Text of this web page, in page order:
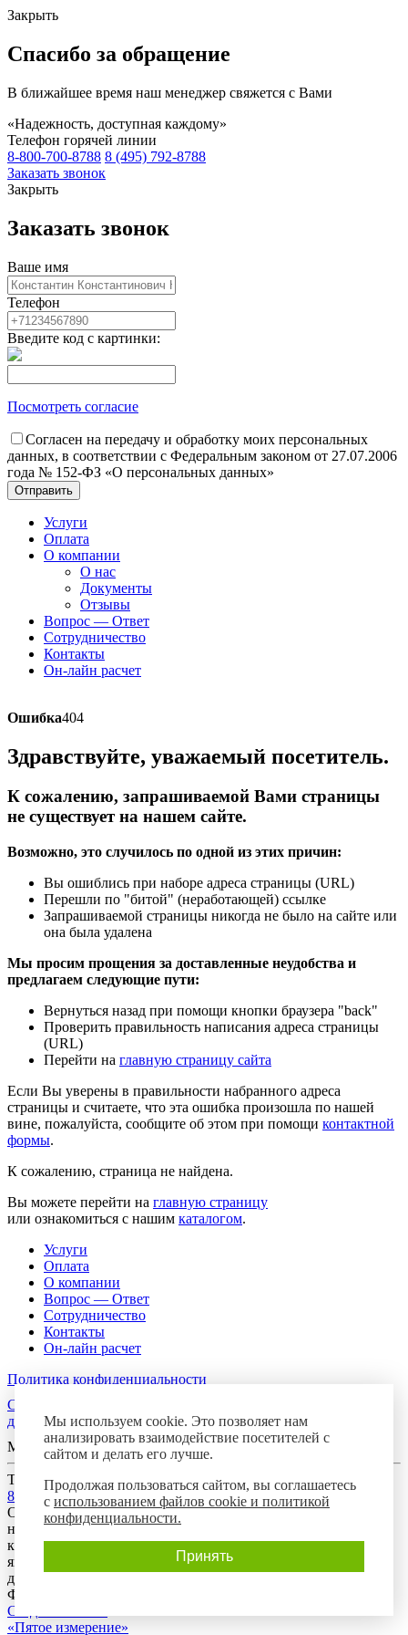
Закрыть
Спасибо за обращение
В ближайшее время наш менеджер свяжется с Вами
«Надежность, доступная каждому»
Телефон горячей линии
8-800-700-8788 8 (495) 792-8788
Заказать звонок
Закрыть
Заказать звонок
Ваше имя
Телефон
Введите код с картинки:
Посмотреть согласие
Согласен на передачу и обработку моих персональных
данных, в соответствии с Федеральным законом от 27.07.2006
года № 152-ФЗ «О персональных данных»
Отправить
Услуги
Оплата
О компании
О нас
Документы
Отзывы
Вопрос — Ответ
Сотрудничество
Контакты
Он-лайн расчет
Ошибка404
Здравствуйте, уважаемый посетитель.
К сожалению, запрашиваемой Вами страницы
не существует на нашем сайте.
Возможно, это случилось по одной из этих причин:
Вы ошиблись при наборе адреса страницы (URL)
Перешли по "битой" (неработающей) ссылке
Запрашиваемой страницы никогда не было на сайте или
она была удалена
Мы просим прощения за доставленные неудобства и
предлагаем следующие пути:
Вернуться назад при помощи кнопки браузера "back"
Проверить правильность написания адреса страницы
(URL)
Перейти на главную страницу сайта
Если Вы уверены в правильности набранного адреса
страницы и считаете, что эта ошибка произошла по нашей
вине, пожалуйста, сообщите об этом при помощи контактной
формы.
К сожалению, страница не найдена.
Вы можете перейти на главную страницу
или ознакомиться с нашим каталогом.
Услуги
Оплата
О компании
Вопрос — Ответ
Сотрудничество
Контакты
Он-лайн расчет
Политика конфиденциальности
Согласие посетителя сайта на обработку персональных
данных
Мы в соцсетях
Телефон горячей линии
8-800-700-8788
Обращаем Ваше внимание на то, что данный интернет-сайт
носит исключительно информационный характер и ни при
каких условиях предложения, размещенные на нем, не
являются публичной офертой, определяемой положениями
действующего гражданского законодательства Российской
Федерации.
Создание сайта:
«Пятое измерение»
Мы используем cookie. Это позволяет нам
анализировать взаимодействие посетителей с
сайтом и делать его лучше.
Продолжая пользоваться сайтом, вы соглашаетесь
с использованием файлов cookie и политикой
конфиденциальности.
Принять